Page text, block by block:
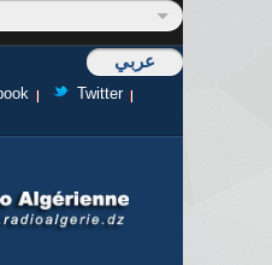
عربي
Twitter